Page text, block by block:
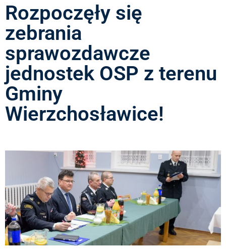
Rozpoczęły się
zebrania
sprawozdawcze
jednostek OSP z terenu
Gminy
Wierzchosławice!